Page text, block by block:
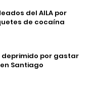
del AILA por
de cocaína
por gastar
Santiago